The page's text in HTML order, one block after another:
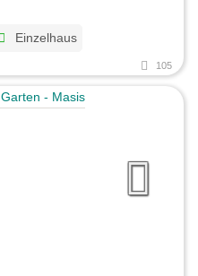
Einzelhaus
105